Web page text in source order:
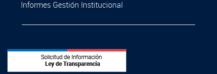
Informes Gestión Institucional